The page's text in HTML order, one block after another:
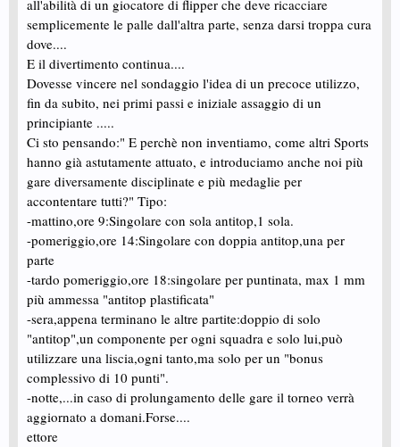
all'abilità di un giocatore di flipper che deve ricacciare
semplicemente le palle dall'altra parte, senza darsi troppa cura
dove....
E il divertimento continua....
Dovesse vincere nel sondaggio l'idea di un precoce utilizzo,
fin da subito, nei primi passi e iniziale assaggio di un
principiante .....
Ci sto pensando:" E perchè non inventiamo, come altri Sports
hanno già astutamente attuato, e introduciamo anche noi più
gare diversamente disciplinate e più medaglie per
accontentare tutti?" Tipo:
-mattino,ore 9:Singolare con sola antitop,1 sola.
-pomeriggio,ore 14:Singolare con doppia antitop,una per
parte
-tardo pomeriggio,ore 18:singolare per puntinata, max 1 mm
più ammessa "antitop plastificata"
-sera,appena terminano le altre partite:doppio di solo
"antitop",un componente per ogni squadra e solo lui,può
utilizzare una liscia,ogni tanto,ma solo per un "bonus
complessivo di 10 punti".
-notte,...in caso di prolungamento delle gare il torneo verrà
aggiornato a domani.Forse....
ettore